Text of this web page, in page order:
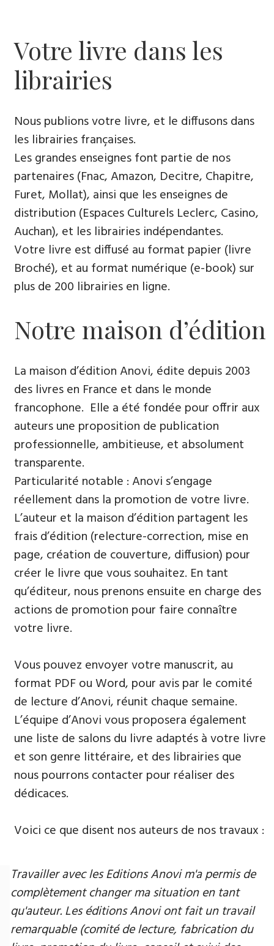
Votre livre dans les
librairies
Nous publions votre livre, et le diffusons dans
les librairies françaises.
Les grandes enseignes font partie de nos
partenaires (Fnac, Amazon, Decitre, Chapitre,
Furet, Mollat), ainsi que les enseignes de
distribution (Espaces Culturels Leclerc, Casino,
Auchan), et les librairies indépendantes.
Votre livre est diffusé au format papier (livre
Broché), et au format numérique (e-book) sur
plus de 200 librairies en ligne.
Notre maison d’édition
La maison d’édition Anovi, édite depuis 2003
des livres en France et dans le monde
francophone. Elle a été fondée pour offrir aux
auteurs une proposition de publication
professionnelle, ambitieuse, et absolument
transparente.
Particularité notable : Anovi s’engage
réellement dans la promotion de votre livre.
L’auteur et la maison d’édition partagent les
frais d’édition (relecture-correction, mise en
page, création de couverture, diffusion) pour
créer le livre que vous souhaitez. En tant
qu’éditeur, nous prenons ensuite en charge des
actions de promotion pour faire connaître
votre livre.
Vous pouvez envoyer votre manuscrit, au
format PDF ou Word, pour avis par le comité
de lecture d’Anovi, réunit chaque semaine.
L’équipe d’Anovi vous proposera également
une liste de salons du livre adaptés à votre livre
et son genre littéraire, et des librairies que
nous pourrons contacter pour réaliser des
dédicaces.
Voici ce que disent nos auteurs de nos travaux :
Travailler avec les Editions Anovi m'a permis de
complètement changer ma situation en tant
qu'auteur. Les éditions Anovi ont fait un travail
remarquable (comité de lecture, fabrication du